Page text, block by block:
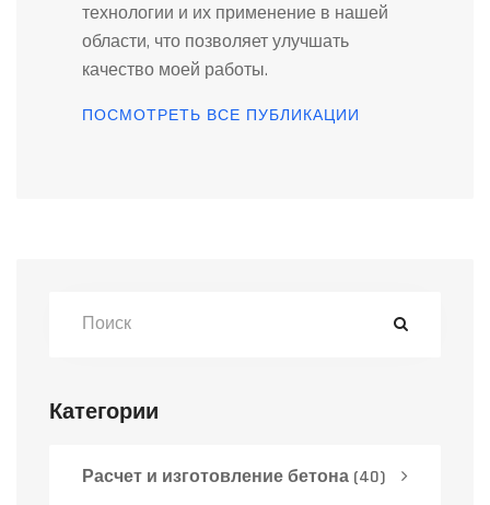
технологии и их применение в нашей
области, что позволяет улучшать
качество моей работы.
ПОСМОТРЕТЬ ВСЕ ПУБЛИКАЦИИ
Категории
Расчет и изготовление бетона (40)